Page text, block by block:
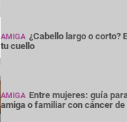
AMIGA ¿Cabello largo o corto?
tu cuello
AMIGA Entre mujeres: guía
amiga o familiar con cáncer de